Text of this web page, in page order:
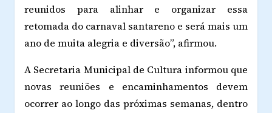
reunidos para alinhar e organizar essa
retomada do carnaval santareno e será mais um
ano de muita alegria e diversão”, afirmou.
A Secretaria Municipal de Cultura informou que
novas reuniões e encaminhamentos devem
ocorrer ao longo das próximas semanas, dentro